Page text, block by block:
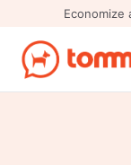
Economize